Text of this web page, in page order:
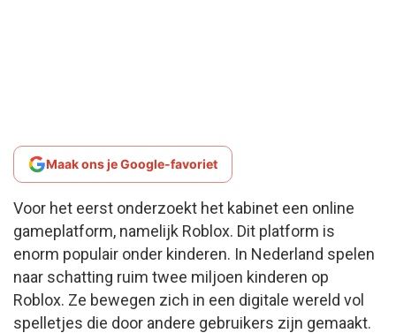
Maak ons je Google-favoriet
Voor het eerst onderzoekt het kabinet een online
gameplatform, namelijk Roblox. Dit platform is
enorm populair onder kinderen. In Nederland spelen
naar schatting ruim twee miljoen kinderen op
Roblox. Ze bewegen zich in een digitale wereld vol
spelletjes die door andere gebruikers zijn gemaakt.